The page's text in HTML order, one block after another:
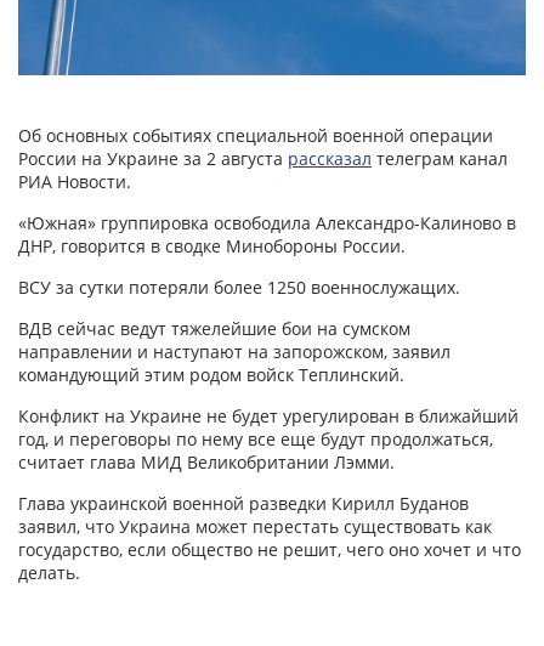
Об основных событиях специальной военной операции
России на Украине за 2 августа рассказал телеграм канал
РИА Новости.
«Южная» группировка освободила Александро-Калиново в
ДНР, говорится в сводке Минобороны России.
ВСУ за сутки потеряли более 1250 военнослужащих.
ВДВ сейчас ведут тяжелейшие бои на сумском
направлении и наступают на запорожском, заявил
командующий этим родом войск Теплинский.
Конфликт на Украине не будет урегулирован в ближайший
год, и переговоры по нему все еще будут продолжаться,
считает глава МИД Великобритании Лэмми.
Глава украинской военной разведки Кирилл Буданов
заявил, что Украина может перестать существовать как
государство, если общество не решит, чего оно хочет и что
делать.